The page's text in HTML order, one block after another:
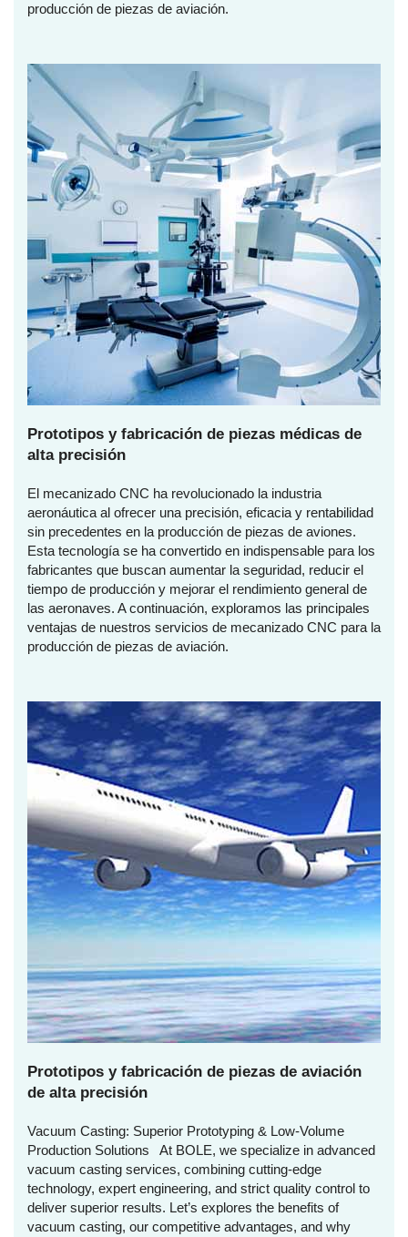
producción de piezas de aviación.
Prototipos y fabricación de piezas médicas de
alta precisión
El mecanizado CNC ha revolucionado la industria
aeronáutica al ofrecer una precisión, eficacia y rentabilidad
sin precedentes en la producción de piezas de aviones.
Esta tecnología se ha convertido en indispensable para los
fabricantes que buscan aumentar la seguridad, reducir el
tiempo de producción y mejorar el rendimiento general de
las aeronaves. A continuación, exploramos las principales
ventajas de nuestros servicios de mecanizado CNC para la
producción de piezas de aviación.
Prototipos y fabricación de piezas de aviación
de alta precisión
Vacuum Casting: Superior Prototyping & Low-Volume
Production Solutions At BOLE, we specialize in advanced
vacuum casting services, combining cutting-edge
technology, expert engineering, and strict quality control to
deliver superior results. Let’s explores the benefits of
vacuum casting, our competitive advantages, and why